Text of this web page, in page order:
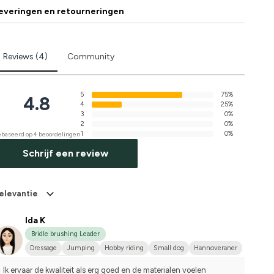
en retourneringen
Reviews (4) Community
4.8
op 4 beoordelingen
5
75%
4
25%
3
0%
2
0%
1
0%
Schrijf een review
Ida K
Bridle brushing Leader
Dressage
Jumping Hobby riding Small dog
Hannoveraner
Ik ervaar de kwaliteit als erg goed en de materialen voelen